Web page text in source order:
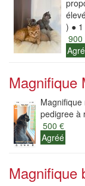
) ●
900
Magnifique
pedigree à
500 €
Agréé
Magnifique